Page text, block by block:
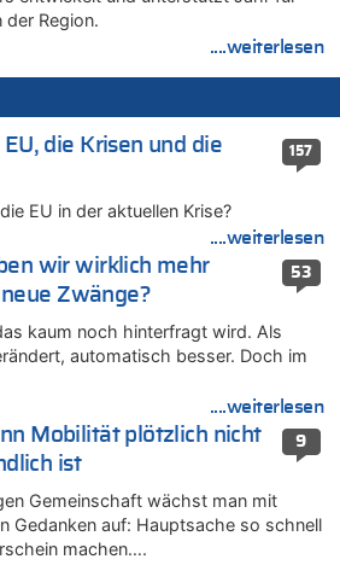
in NRW so niedrig wie noch nie
Frage an den Hondsjong zu
Zeitzeuge zu
Hubert F. zu
in NRW so niedrig wie noch nie
Speck für die Mâuse zu
Einigkeit trotz Kritik und neuer
Gianni Infantino
Hugo Egon Bernhard von Sinnen zu
Haus des verstorbenen Nachbarn
Gärlinde zu
wieder Mekka des Pferdesports –
Guido Scholzen zu
Sommer ist jetzt amtlich
Sparwasser zu
Sommer ist jetzt amtlich
Dax zu
der Region.
....weiterlesen
157
EU, die Krisen und die
EU in der aktuellen Krise?
....weiterlesen
53
wir wirklich mehr
Zwänge?
kaum noch hinterfragt wird. Als
automatisch besser. Doch im
....weiterlesen
9
Mobilität plötzlich nicht
ist
Gemeinschaft wächst man mit
Gedanken auf: Hauptsache so schnell
machen….